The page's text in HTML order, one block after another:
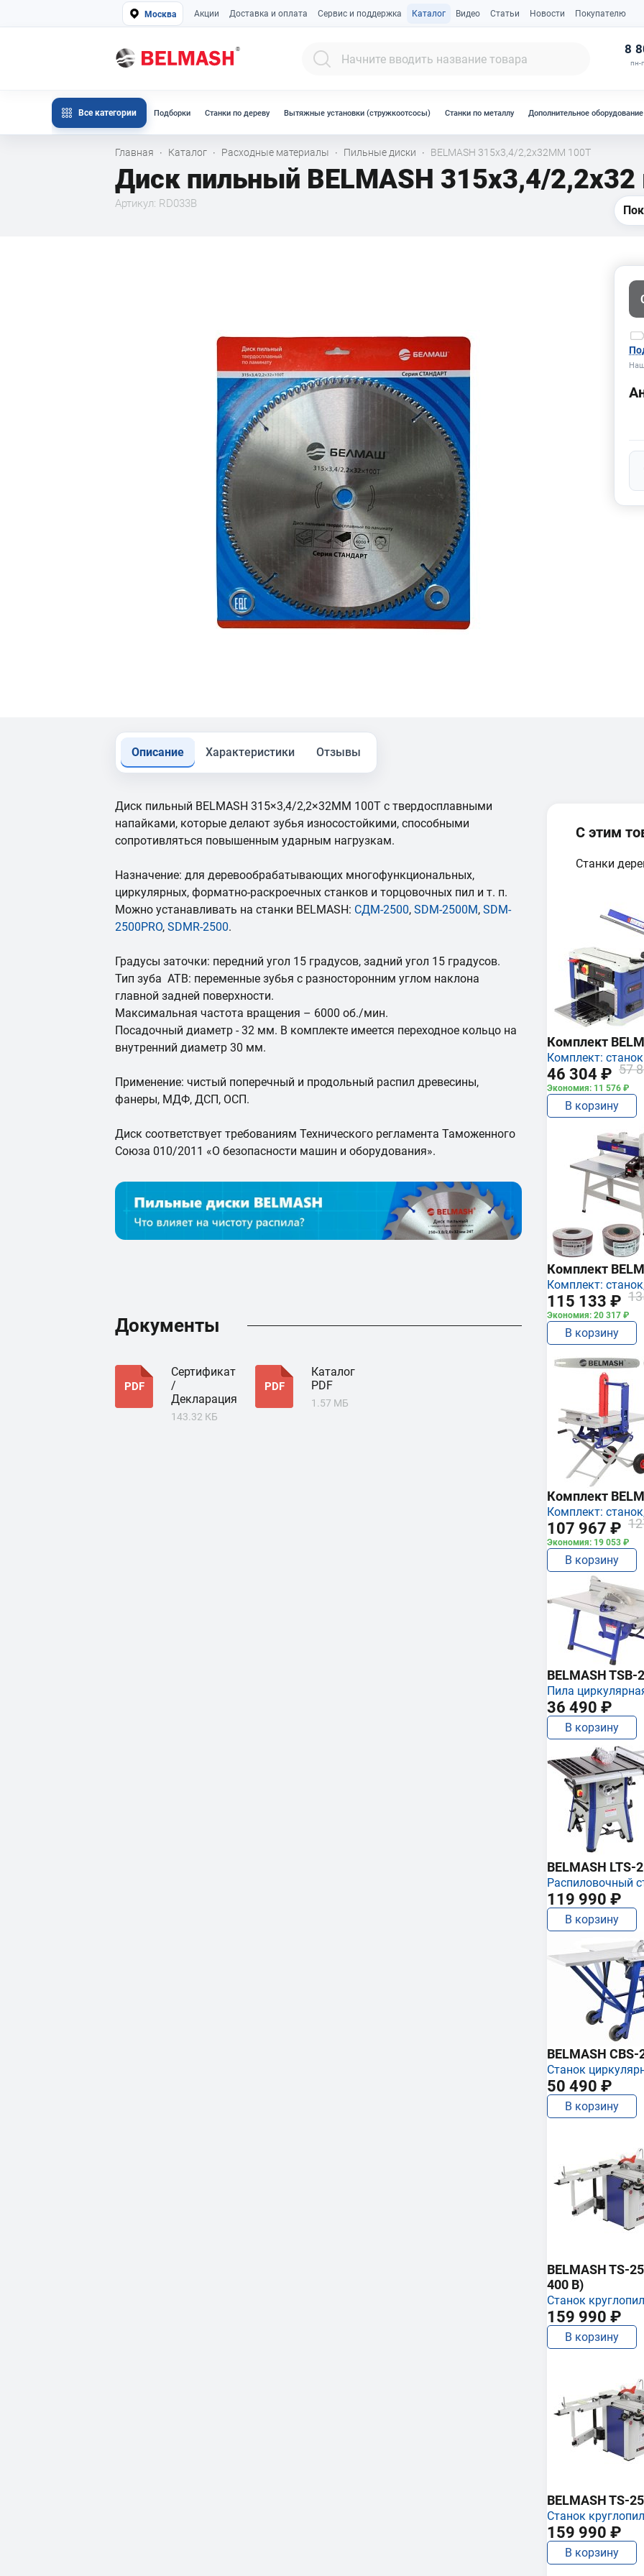
Москва Акции Доставка и оплата Сервис и поддержка Каталог Видео Статьи Новости Покупателю
8
пн-
Все категории Подборки Станки по дереву Вытяжные установки (стружкоотсосы) Станки по металлу Дополнительное оборудование
Главная · Каталог · Расходные материалы · Пильные диски · BELMASH 315х3,4/2,2х32ММ 100Т
Диск пильный BELMASH 315х3,4/
Артикул: RD033В
Описание Характеристики Отзывы
Диск пильный BELMASH 315×3,4/2,2×32ММ 100Т с твердосплавными
напайками, которые делают зубья износостойкими, способными
сопротивляться повышенным ударным нагрузкам.
Назначение: для деревообрабатывающих многофункциональных,
циркулярных, форматно-раскроечных станков и торцовочных пил и т. п.
Можно устанавливать на станки BELMASH: СДМ-2500, SDM-2500M, SDM-
2500PRO, SDMR-2500.
Градусы заточки: передний угол 15 градусов, задний угол 15 градусов.
Тип зуба ATB: переменные зубья с разносторонним углом наклона
главной задней поверхности.
Максимальная частота вращения – 6000 об./мин.
Посадочный диаметр - 32 мм. В комплекте имеется переходное кольцо на
внутренний диаметр 30 мм.
Применение: чистый поперечный и продольный распил древесины,
фанеры, МДФ, ДСП, ОСП.
Диск соответствует требованиям Технического регламента Таможенного
Союза 010/2011 «О безопасности машин и оборудования».
Документы
PDF
Сертификат
/
Декларация
143.32 КБ
PDF
Каталог
PDF
1.57 МБ
С этим
Станки
Комплект
Комплект:
46 304 ₽ 57
Экономия: 11 576 ₽
В корзину
Комплект
Комплект:
115 133 ₽
Экономия: 20 317 ₽
В корзину
Комплект
Комплект:
107 967 ₽
Экономия: 19 053 ₽
В корзину
BELMASH TSB-
Пила
36 490 ₽
В корзину
BELMASH LTS-
Распиловочный
119 990 ₽
В корзину
BELMASH CBS-
Станок
50 490 ₽
В корзину
BELMASH TS-
400 В)
Станок
159 990 ₽
В корзину
BELMASH TS-
Станок
159 990 ₽
В корзину